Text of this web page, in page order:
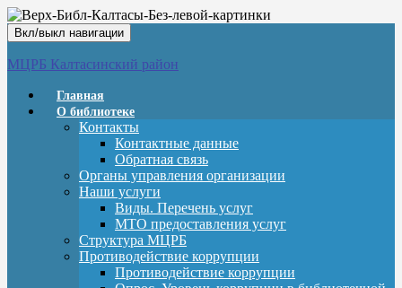
Вкл/выкл навигации
МЦРБ Калтасинский район
Главная
О библиотеке
Контакты
Контактные данные
Обратная связь
Органы управления организации
Наши услуги
Виды. Перечень услуг
МТО предоставления услуг
Структура МЦРБ
Противодействие коррупции
Противодействие коррупции